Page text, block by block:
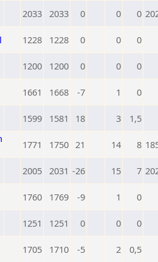
2033 2033 0 0 0
1228 1228 0 0 0
1200 1200 0 0 0
1661 1668 -7 1 0
1599 1581 18 3 1,5
1771 1750 21 14 8
2005 2031 -26 15 7
1760 1769 -9 1 0
1251 1251 0 0 0
1705 1710 -5 2 0,5